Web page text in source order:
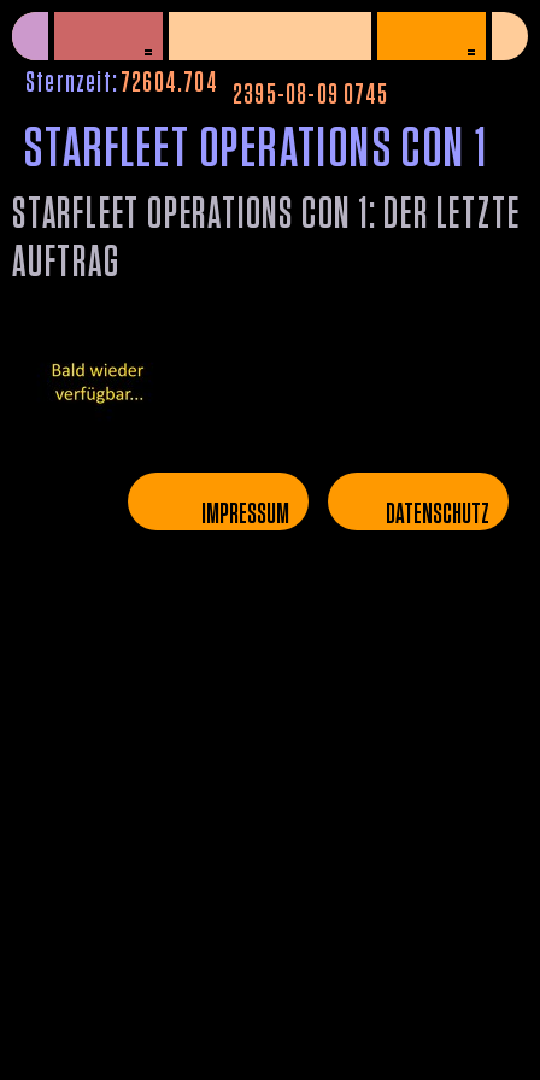
STARFLEET OPERATIONS CON 1
Sternzeit:72604.704 2395-08-09 0745
^ = =
STARFLEET OPERATIONS CON 1: DER LETZTE
AUFTRAG
IMPRESSUM DATENSCHUTZ